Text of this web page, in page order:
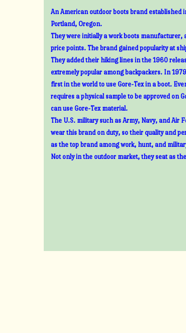
An American outdoor boots brand
Portland, Oregon.
They were initially a work boots manufacturer,
price points. The brand gained popularity at
They added their hiking lines in the 1960
extremely popular among backpackers. In
first in the world to use Gore-Tex in a boot.
requires a physical sample to be approved on
can use Gore-Tex material.
The U.S. military such as Army, Navy, and Air
wear this brand on duty, so their quality and
as the top brand among work, hunt, and
Not only in the outdoor market, they seat as